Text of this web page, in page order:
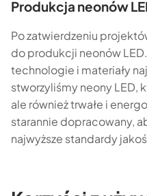
Produkcja neonów
Po zatwierdzeniu
do produkcji neonów
technologie i materiały
stworzyliśmy neony LED,
ale również trwałe i
starannie dopracowany,
najwyższe standardy